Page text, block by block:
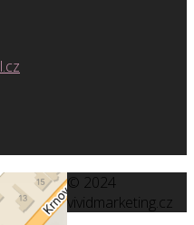
© 2024
vividmarketing.cz